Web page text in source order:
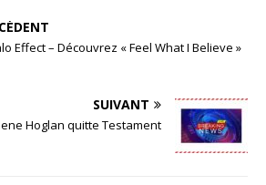
Effect – Découvrez « Feel What I Believe »
SUIVANT
Hoglan quitte Testament